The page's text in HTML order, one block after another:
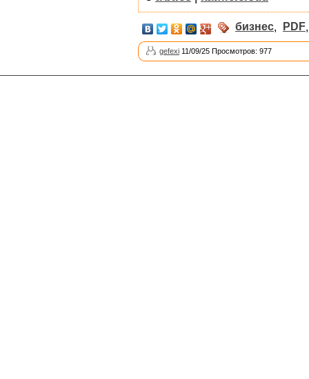
бизнес, PDF
gefexi 11/09/25 Просмотров: 977